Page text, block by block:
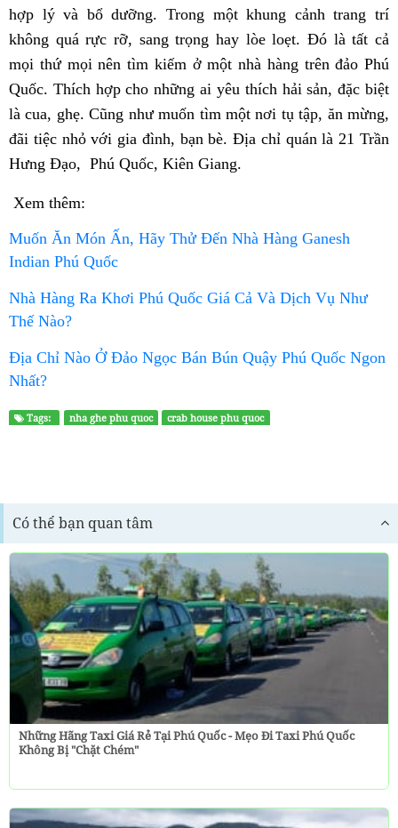
hợp lý và bổ dưỡng. Trong một khung cảnh trang trí
không quá rực rỡ, sang trọng hay lòe loẹt. Đó là tất cả
mọi thứ mọi nên tìm kiếm ở một nhà hàng trên đảo Phú
Quốc. Thích hợp cho những ai yêu thích hải sản, đặc biệt
là cua, ghẹ. Cũng như muốn tìm một nơi tụ tập, ăn mừng,
đãi tiệc nhỏ với gia đình, bạn bè. Địa chỉ quán là21 Trần
Hưng Đạo, Phú Quốc, Kiên Giang.
Xem thêm:
Muốn Ăn Món Ấn, Hãy Thử Đến Nhà Hàng Ganesh
Indian Phú Quốc
Nhà Hàng Ra Khơi Phú Quốc Giá Cả Và Dịch Vụ Như
Thế Nào?
Địa Chỉ Nào Ở Đảo Ngọc Bán Bún Quậy Phú Quốc Ngon
Nhất?
Tags: nha ghe phu quoc crab house phu quoc
Có thể bạn quan tâm
Những Hãng Taxi Giá Rẻ Tại Phú Quốc - Mẹo Đi Taxi Phú Quốc
Không Bị "chặt Chém"